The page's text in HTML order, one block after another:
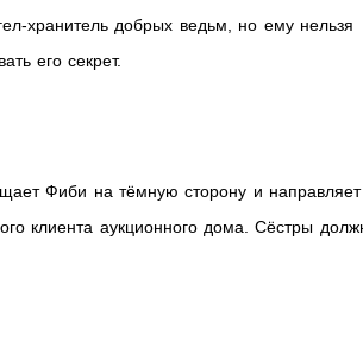
хранитель добрых ведьм, но ему нельзя
его секрет.
Фиби на тёмную сторону и направляет
клиента аукционного дома. Сёстры